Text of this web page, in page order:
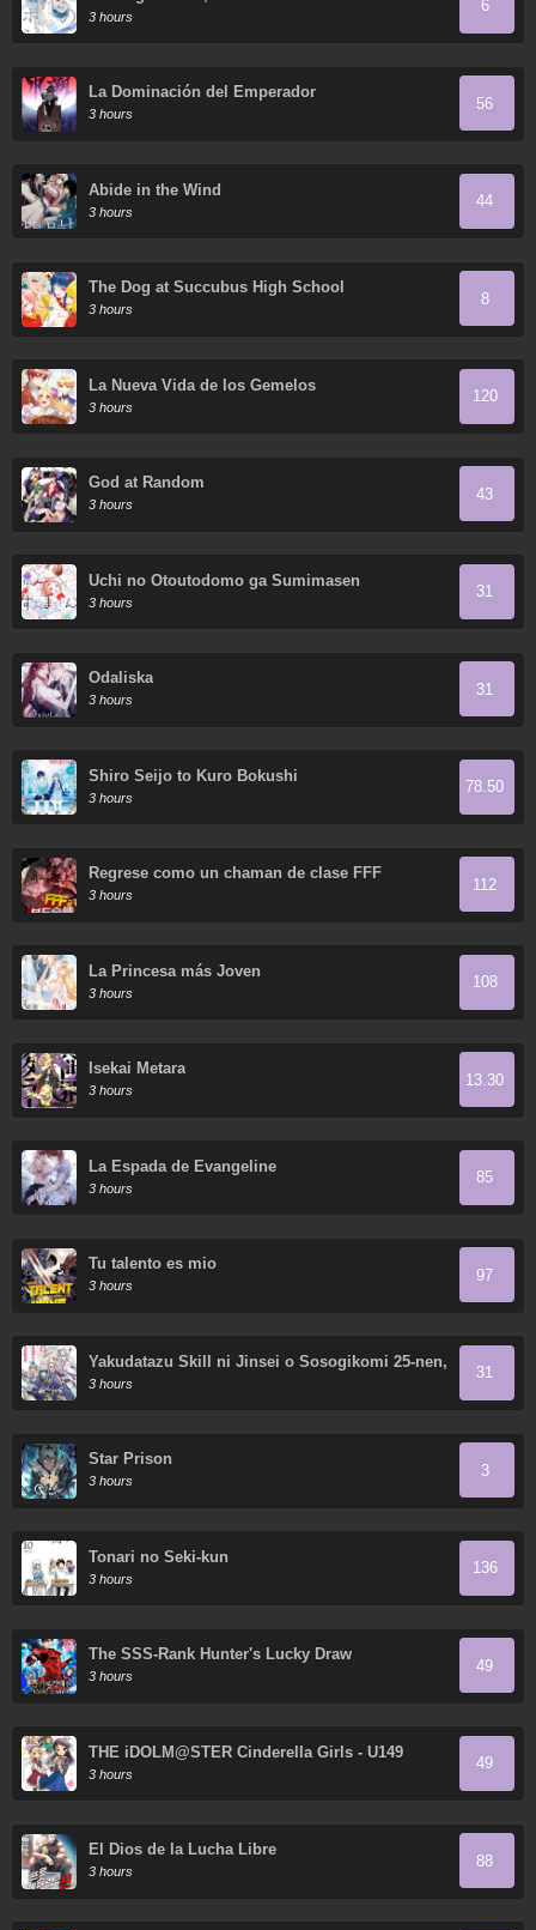
3 hours
6
La Dominación del Emperador
3 hours
56
Abide in the Wind
3 hours
44
The Dog at Succubus High School
3 hours
8
La Nueva Vida de los Gemelos
3 hours
120
God at Random
3 hours
43
Uchi no Otoutodomo ga Sumimasen
3 hours
31
Odaliska
3 hours
31
Shiro Seijo to Kuro Bokushi
3 hours
78.50
Regrese como un chaman de clase FFF
3 hours
112
La Princesa más Joven
3 hours
108
Isekai Metara
3 hours
13.30
La Espada de Evangeline
3 hours
85
Tu talento es mio
3 hours
97
Yakudatazu Skill ni Jinsei o Sosogikomi 25-nen,
Imasara Saikyou no Boukentan Midori Kashi no
Akira
3 hours
31
Star Prison
3 hours
3
Tonari no Seki-kun
3 hours
136
The SSS-Rank Hunter's Lucky Draw
3 hours
49
THE iDOLM@STER Cinderella Girls - U149
3 hours
49
El Dios de la Lucha Libre
3 hours
88